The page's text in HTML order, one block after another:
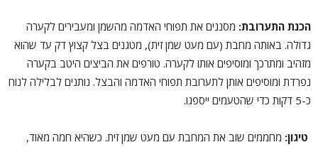
הכנת התערובת: מסננים את תפוחי האדמה מהשמן ומעבירים לקערה
גדולה. באותה מחבת (עם מעט שמן זית), מטגנים בצל קצוץ דק עד שהוא
מזהיב ומתרכך ומוסיפים אותו לקערה. טורפים את הביצים היטב בקערה
נפרדת ומוסיפים אותן לתערובת תפוחי האדמה והבצל. נותנים לבלילה לנוח
כ-5 דקות כדי שהטעמים ייספגו.
טיגון: מחממים שוב את המחבת עם מעט שמן זית. כשהיא חמה מאוד,